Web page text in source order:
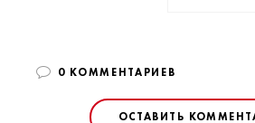
0 КОММЕНТАРИЕВ
ОСТАВИТЬ